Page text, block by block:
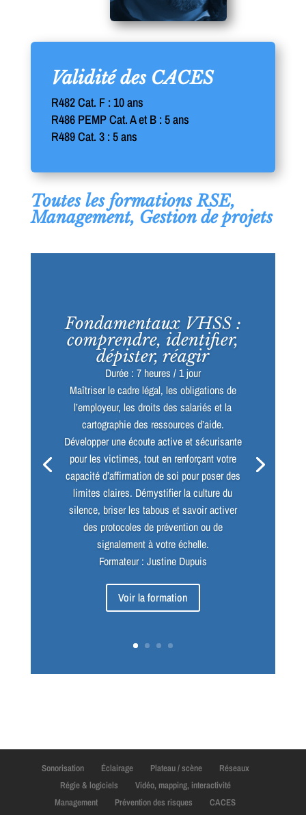
Validité des CACES
R482 Cat. F : 10 ans
R486 PEMP Cat. A et B : 5 ans
R489 Cat. 3 : 5 ans
Toutes les formations RSE,
Management, Gestion de projets
Fondamentaux VHSS :
comprendre, identifier,
dépister, réagir
Durée : 7 heures / 1 jour
Maîtriser le cadre légal, les obligations de
l’employeur, les droits des salariés et la
cartographie des ressources d’aide.
Développer une écoute active et sécurisante
pour les victimes, tout en renforçant votre
capacité d’affirmation de soi pour poser des
limites claires. Démystifier la culture du
silence, briser les tabous et savoir activer
des protocoles de prévention ou de
signalement à votre échelle.
Formateur : Justine Dupuis
Voir la formation
Sonorisation Éclairage Plateau / scène
Réseaux
Régie & logiciels
Vidéo, mapping, interactivité
Management
Prévention des risques
CACES